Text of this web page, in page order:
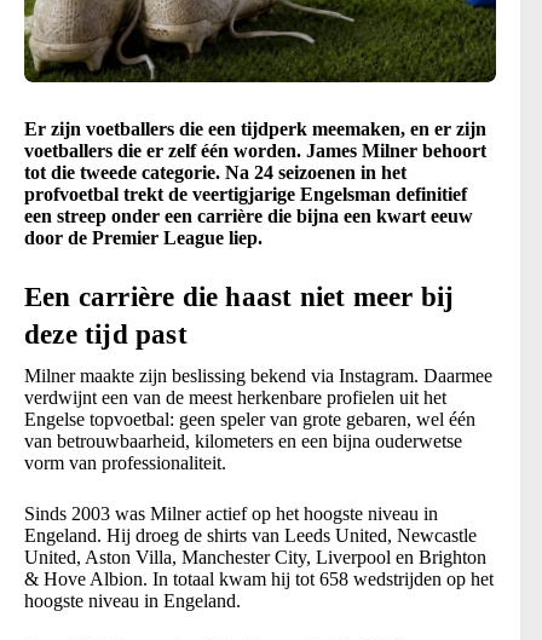
Er zijn voetballers die een tijdperk meemaken, en er zijn
voetballers die er zelf één worden. James Milner behoort
tot die tweede categorie. Na 24 seizoenen in het
profvoetbal trekt de veertigjarige Engelsman definitief
een streep onder een carrière die bijna een kwart eeuw
door de Premier League liep.
Een carrière die haast niet meer bij
deze tijd past
Milner maakte zijn beslissing bekend via Instagram. Daarmee
verdwijnt een van de meest herkenbare profielen uit het
Engelse topvoetbal: geen speler van grote gebaren, wel één
van betrouwbaarheid, kilometers en een bijna ouderwetse
vorm van professionaliteit.
Sinds 2003 was Milner actief op het hoogste niveau in
Engeland. Hij droeg de shirts van Leeds United, Newcastle
United, Aston Villa, Manchester City, Liverpool en Brighton
& Hove Albion. In totaal kwam hij tot 658 wedstrijden op het
hoogste niveau in Engeland.